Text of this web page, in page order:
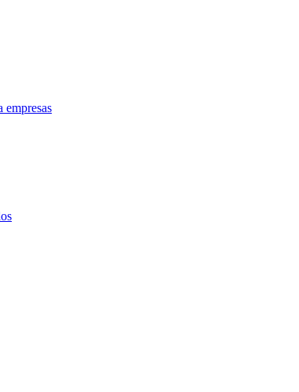
empresas